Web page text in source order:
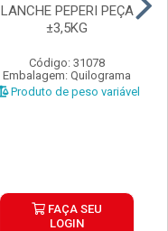
LANCHE PEPERI PEÇA
±3,5KG
Código: 31078
Embalagem: Quilograma
Produto de peso variável
FAÇA SEU
LOGIN